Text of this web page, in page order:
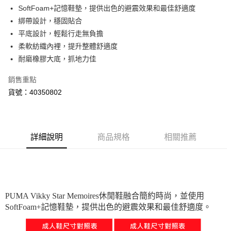
悠遊付
Google Pay
貨到付款
宅配(離島恕不配送)
每筆NT$180
SoftFoam+記憶鞋墊，提供出色的避震效果和最佳舒適度
綁帶設計，穩固貼合
平底設計，輕鬆行走無負擔
柔軟紡織內裡，提升整體舒適度
耐磨橡膠大底，抓地力佳
銷售重點
貨號：40350802
詳細說明 商品規格 相關推薦
PUMA Vikky Star Memoires休閒鞋融合簡約時尚，並使用
SoftFoam+記憶鞋墊，提供出色的避震效果和最佳舒適度。